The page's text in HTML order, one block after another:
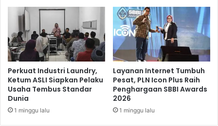
i
s
i
S
u
m
a
t
e
Perkuat Industri Laundry,
Ketum ASLI Siapkan Pelaku
Usaha Tembus Standar
Dunia
1 minggu lalu
Layanan Internet Tumbuh
Pesat, PLN Icon Plus Raih
Penghargaan SBBI Awards
2026
1 minggu lalu